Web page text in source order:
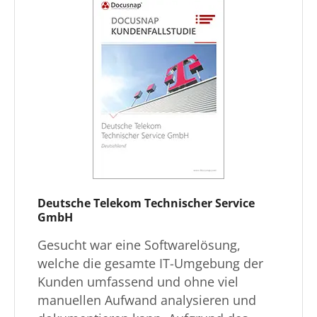
Deutsche Telekom Technischer Service
GmbH
Gesucht war eine Softwarelösung,
welche die gesamte IT-Umgebung der
Kunden umfassend und ohne viel
manuellen Aufwand analysieren und